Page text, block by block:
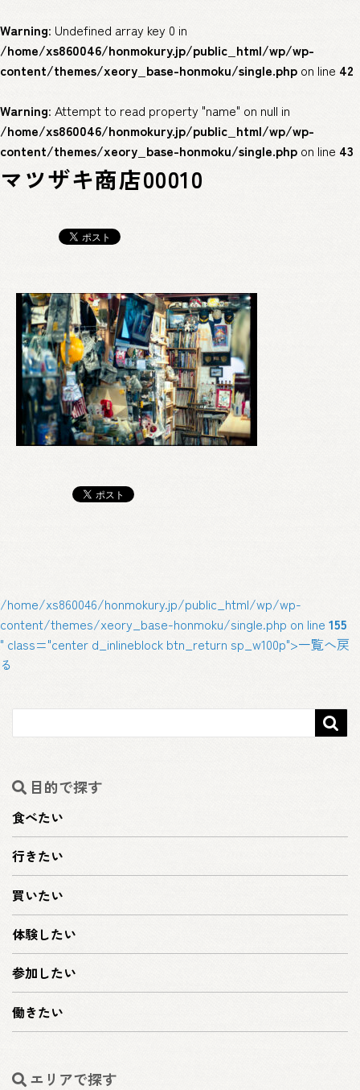
Warning: Undefined array key 0 in
/home/xs860046/honmokury.jp/public_html/wp/wp-
content/themes/xeory_base-honmoku/single.php on line 42
Warning: Attempt to read property "name" on null in
/home/xs860046/honmokury.jp/public_html/wp/wp-
content/themes/xeory_base-honmoku/single.php on line 43
マツザキ商店00010
/home/xs860046/honmokury.jp/public_html/wp/wp-
content/themes/xeory_base-honmoku/single.php on line 155
" class="center d_inlineblock btn_return sp_w100p">一覧へ戻
る

目的で探す
食べたい
行きたい
買いたい
体験したい
参加したい
働きたい
エリアで探す